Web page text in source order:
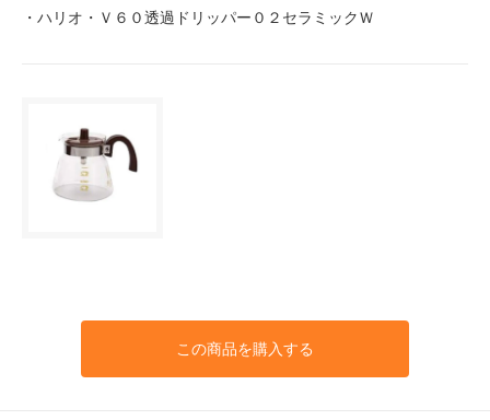
・ハリオ・Ｖ６０透過ドリッパー０２セラミックＷ
この商品を購入する